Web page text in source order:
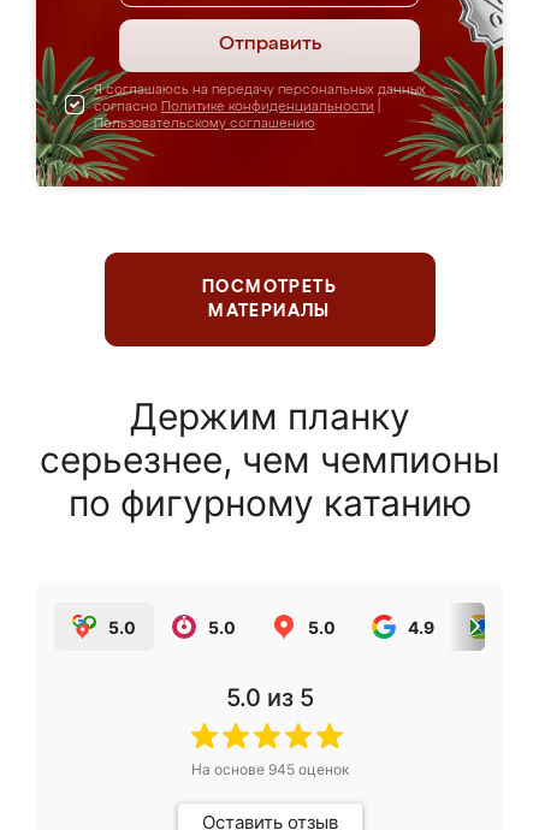
Отправить
Я соглашаюсь на передачу персональных данных
согласно Политике конфиденциальности
Пользовательскому соглашению
ПОСМОТРЕТЬ
МАТЕРИАЛЫ
Держим планку
серьезнее, чем чемпионы
по фигурному катанию
5.0 5.0 5.0 4.9
5.0 из 5
На основе 945оценок
Оставить отзыв